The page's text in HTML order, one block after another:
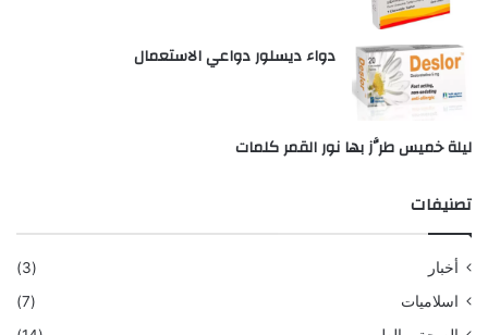
دواء ديسلور دواعي الاستعمال
ليلة خميس طرَّز بها نور القمر كلمات
تصنيفات
أخبار
(3)
اسلاميات
(7)